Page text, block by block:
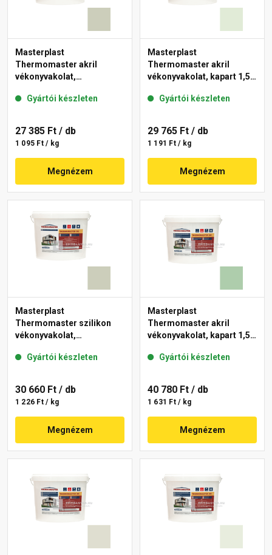
Masterplast
Thermomaster akril
vékonyvakolat,
42-D 25 kg
Gyártói készleten
27 385 Ft / db
1 095 Ft / kg
Megnézem
Masterplast
Thermomaster akril
vékonyvakolat, kapart 1,5
Gyártói készleten
29 765 Ft / db
1 191 Ft / kg
Megnézem
Masterplast
Thermomaster szilikon
vékonyvakolat,
42-D 25 kg
Gyártói készleten
30 660 Ft / db
1 226 Ft / kg
Megnézem
Masterplast
Thermomaster akril
vékonyvakolat, kapart 1,5
Gyártói készleten
40 780 Ft / db
1 631 Ft / kg
Megnézem